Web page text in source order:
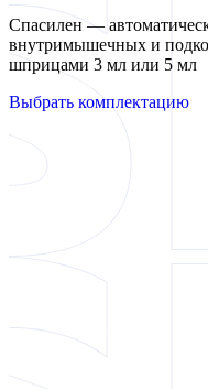
Спасилен —
внутримышечных и
шприцами 3 мл или 5 мл
Выбрать комплектацию